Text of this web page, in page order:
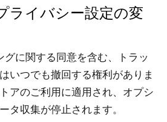
ライバシー設定の変
に関する同意を含む、トラッ
いつでも撤回する権利がありま
アのご利用に適用され、オプシ
タ収集が停止されます。